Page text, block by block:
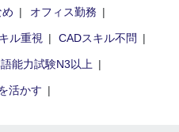
オフィス勤務
ル重視
CADスキル不問
能力試験N3以上
活かす